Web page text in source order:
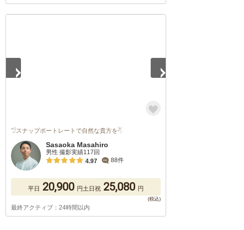
𓅿スナップポートレートで自然な貴方を𓄃
Sasaoka Masahiro
男性 撮影実績117回
4.97
88件
平日 20,900 円土日祝 25,080 円
最終アクティブ：24時間以内